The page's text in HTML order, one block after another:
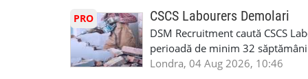
oferta pe care sa o folositi la
WhatsApp: +44 7467 838 881
numele, experienta si data la
link-ul de jos. Sanatate si mult
INSTALLATION LIMITED
PRO CSCS Labourers Demolari
DSM Recruitment caută CSCS
perioadă de minim 32
oferă ore suplimentare și
Londra, 04 Aug 2026, 10:46